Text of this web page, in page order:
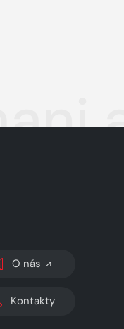
SVĚTLÝ/TMAVÝ REŽIM
O nás
Kontakty